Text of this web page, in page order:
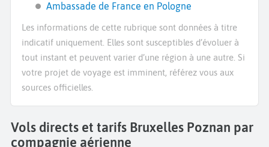
Ambassade de France en Pologne
Les informations de cette rubrique sont données à titre
indicatif uniquement. Elles sont susceptibles d’évoluer à
tout instant et peuvent varier d’une région à une autre. Si
votre projet de voyage est imminent, référez vous aux
sources officielles.
Vols directs et tarifs Bruxelles Poznan par
compagnie aérienne